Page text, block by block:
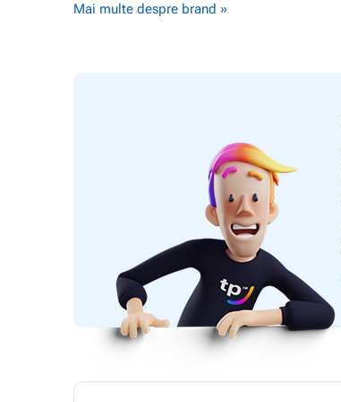
Mai multe despre brand »